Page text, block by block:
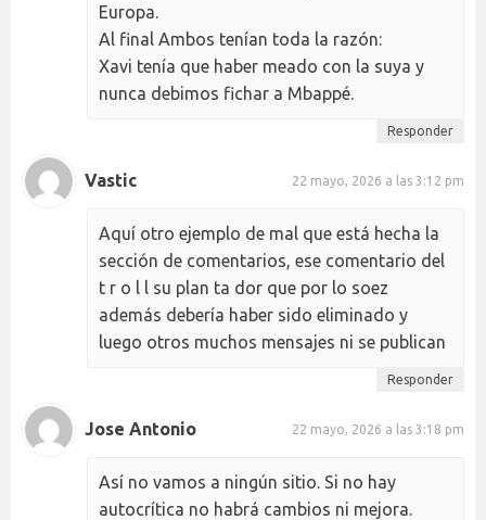
Europa.
Al final Ambos tenían toda la razón:
Xavi tenía que haber meado con la suya y
nunca debimos fichar a Mbappé.
Responder
Vastic 22 mayo, 2026 a las 3:12 pm
Aquí otro ejemplo de mal que está hecha la
sección de comentarios, ese comentario del
t r o l l su plan ta dor que por lo soez
además debería haber sido eliminado y
luego otros muchos mensajes ni se publican
Responder
Jose Antonio 22 mayo, 2026 a las 3:18 pm
Así no vamos a ningún sitio. Si no hay
autocrítica no habrá cambios ni mejora.